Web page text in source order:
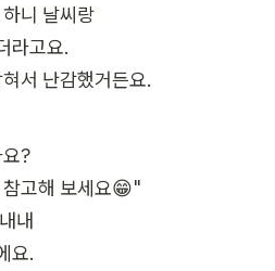
니 날씨랑
라고요.
서 난감했거든요.
?
고해 보세요😁"
내
요.